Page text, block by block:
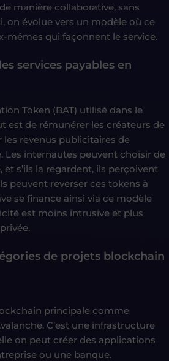
manière collaborative, sans
on évolue vers un modèle où ce
mêmes qui façonnent le service.
services payables en
Token (BAT) utilisé dans le
est de rémunérer les créateurs de
revenus publicitaires de
Les internautes peuvent choisir de
s’ils la regardent, ils perçoivent
peuvent reverser ces tokens à
se finance ainsi via ce modèle
est moins intrusive et plus
de projets blockchain
principale comme
C’est une infrastructure
on peut créer des applications
ou une banque.